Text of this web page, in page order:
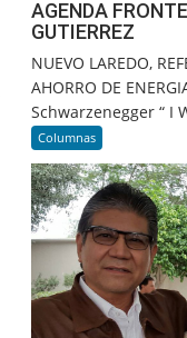
AGENDA
GUTIERREZ
NUEVO LAREDO,
AHORRO DE
Schwarzenegger “ I
Columnas